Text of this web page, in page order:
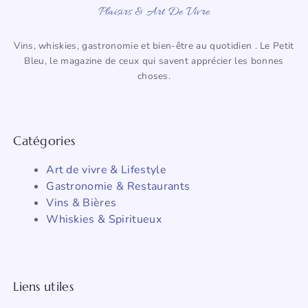
Plaisirs & Art De Vivre
Vins, whiskies, gastronomie et bien-être au quotidien . Le Petit
Bleu, le magazine de ceux qui savent apprécier les bonnes
choses.
Catégories
Art de vivre & Lifestyle
Gastronomie & Restaurants
Vins & Bières
Whiskies & Spiritueux
Liens utiles